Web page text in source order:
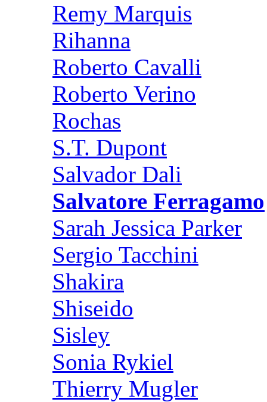
Remy Marquis
Rihanna
Roberto Cavalli
Roberto Verino
Rochas
S.T. Dupont
Salvador Dali
Salvatore Ferragamo
Sarah Jessica Parker
Sergio Tacchini
Shakira
Shiseido
Sisley
Sonia Rykiel
Thierry Mugler